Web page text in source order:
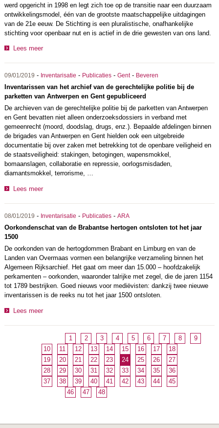
werd opgericht in 1998 en legt zich toe op de transitie naar een duurzaam
ontwikkelingsmodel, één van de grootste maatschappelijke uitdagingen
van de 21e eeuw. De Stichting is een pluralistische, onafhankelijke
stichting voor openbaar nut en is actief in de drie gewesten van ons land.
Lees meer
09/01/2019 - Inventarisatie - Publicaties- Gent- Beveren
Inventarissen van het archief van de gerechtelijke politie bij de
parketten van Antwerpen en Gent gepubliceerd
De archieven van de gerechtelijke politie bij de parketten van Antwerpen
en Gent bevatten niet alleen onderzoeksdossiers in verband met
gemeenrecht (moord, doodslag, drugs, enz.). Bepaalde afdelingen binnen
de brigades van Antwerpen en Gent hielden ook een uitgebreide
documentatie bij over zaken met betrekking tot de openbare veiligheid en
de staatsveiligheid: stakingen, betogingen, wapensmokkel,
bomaanslagen, collaboratie en repressie, oorlogsmisdaden,
diamantsmokkel, terrorisme, …
Lees meer
08/01/2019 - Inventarisatie - Publicaties- ARA
Oorkondenschat van de Brabantse hertogen ontsloten tot het jaar
1500
De oorkonden van de hertogdommen Brabant en Limburg en van de
Landen van Overmaas vormen een belangrijke verzameling binnen het
Algemeen Rijksarchief. Het gaat om meer dan 15.000 – hoofdzakelijk
perkamenten – oorkonden, waaronder talrijke met zegel, die de jaren 1154
tot 1789 bestrijken. Goed nieuws voor mediëvisten: dankzij twee nieuwe
inventarissen is de reeks nu tot het jaar 1500 ontsloten.
Lees meer
1 2 3 4 5 6 7 8
9
10
11 12 13 14 15 16 17
18
19
20 21 22 23 24 25 26
27
28
29 30 31 32 33 34 35
36
37
38 39 40 41 42 43 44
45
46
47 48